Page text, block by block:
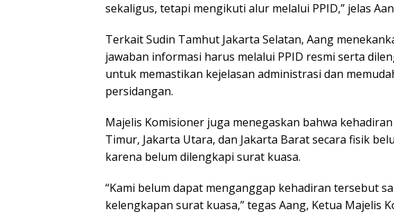
sekaligus, tetapi mengikuti alur melalui PPID,” jelas
Terkait Sudin Tamhut Jakarta Selatan, Aang
jawaban informasi harus melalui PPID resmi serta
untuk memastikan kejelasan administrasi dan
persidangan.
Majelis Komisioner juga menegaskan bahwa
Timur, Jakarta Utara, dan Jakarta Barat secara fisik
karena belum dilengkapi surat kuasa.
“Kami belum dapat menganggap kehadiran tersebut
kelengkapan surat kuasa,” tegas Aang, Ketua Majelis